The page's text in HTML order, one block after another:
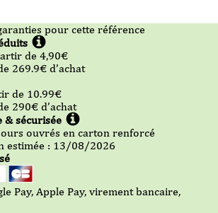
pour cette référence
de 4,90€
269.9€ d’achat
de 10.99€
290€ d’achat
& sécurisée
ouvrés en carton renforcé
estimée : 13/08/2026
Pay, Apple Pay, virement bancaire,